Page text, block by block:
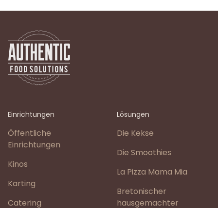
Einrichtungen
Öffentliche
Einrichtungen
Kinos
Karting
Catering
Lösungen
Die Kekse
Die Smoothies
La Pizza Mama Mia
Bretonischer
hausgemachter